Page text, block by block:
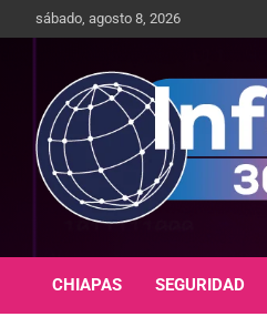
sábado, agosto 8, 2026
CHIAPAS SEGURIDAD